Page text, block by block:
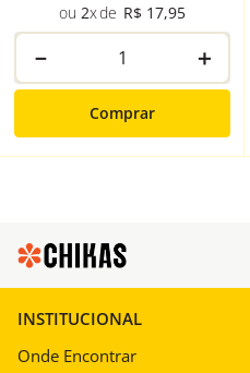
2 R$ 17,95
＋
－
Comprar
INSTITUCIONAL
Onde Encontrar